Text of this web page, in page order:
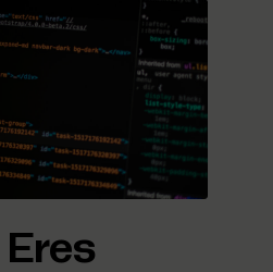
Eres